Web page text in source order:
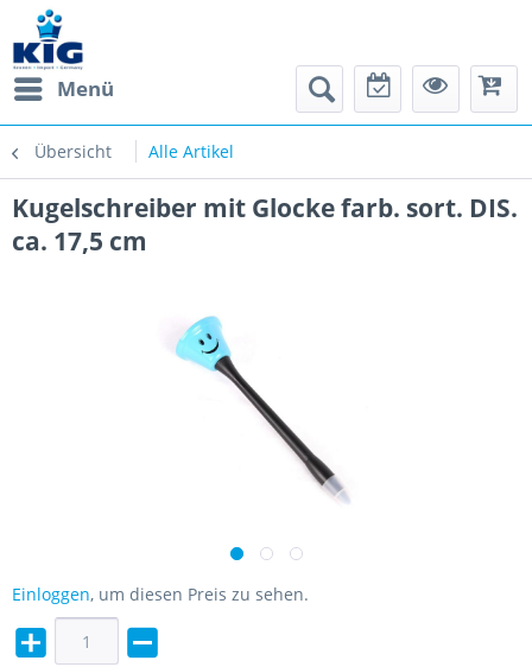
Menü
Übersicht Alle Artikel
Kugelschreiber mit Glocke farb. sort. DIS.
ca. 17,5 cm
Einloggen, um diesen Preis zu sehen.